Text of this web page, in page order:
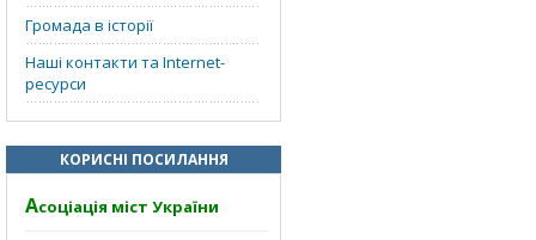
Громада в історії
Наші контакти та Internet-
ресурси
КОРИСНІ ПОСИЛАННЯ
Асоціація міст України